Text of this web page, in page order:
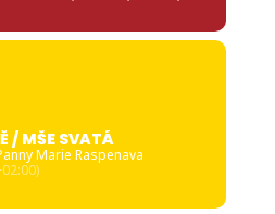
DÍLNA KARLA
osvěžovna, Festival,